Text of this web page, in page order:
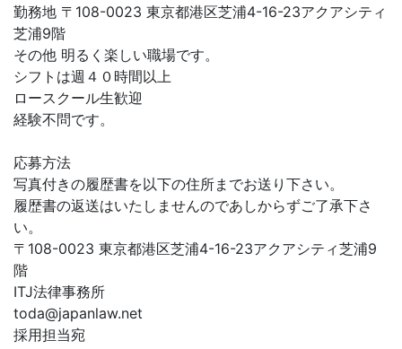
勤務地 〒108-0023 東京都港区芝浦4-16-23アクアシティ
芝浦9階
その他 明るく楽しい職場です。
シフトは週４０時間以上
ロースクール生歓迎
経験不問です。
応募方法
写真付きの履歴書を以下の住所までお送り下さい。
履歴書の返送はいたしませんのであしからずご了承下さ
い。
〒108-0023 東京都港区芝浦4-16-23アクアシティ芝浦9
階
ITJ法律事務所
toda@japanlaw.net
採用担当宛